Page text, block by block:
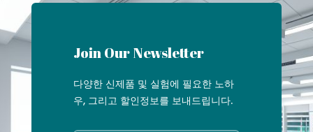
Join Our Newsletter
다양한 신제품 및 실험에 필요한 노하
우, 그리고 할인정보를 보내드립니다.